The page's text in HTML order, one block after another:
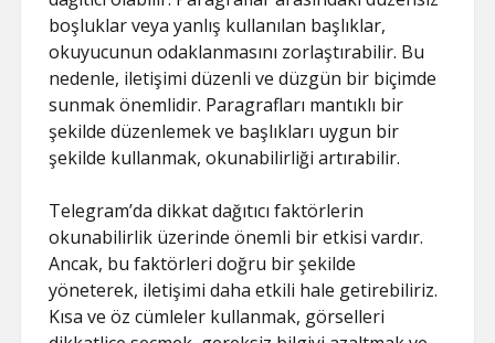
boşluklar veya yanlış kullanılan başlıklar,
okuyucunun odaklanmasını zorlaştırabilir. Bu
nedenle, iletişimi düzenli ve düzgün bir biçimde
sunmak önemlidir. Paragrafları mantıklı bir
şekilde düzenlemek ve başlıkları uygun bir
şekilde kullanmak, okunabilirliği artırabilir.
Telegram’da dikkat dağıtıcı faktörlerin
okunabilirlik üzerinde önemli bir etkisi vardır.
Ancak, bu faktörleri doğru bir şekilde
yöneterek, iletişimi daha etkili hale getirebiliriz.
Kısa ve öz cümleler kullanmak, görselleri